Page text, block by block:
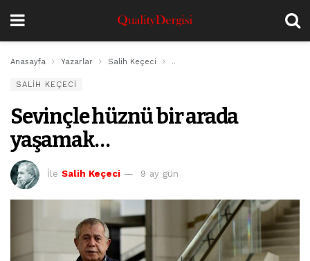
Anasayfa Yazarlar Salih Keçeci Sevinçle hüznü bir arada
SALIH KEÇECI
Sevinçle hüznü bir arada
yaşamak…
İle Salih Keçeci 9 ay gün